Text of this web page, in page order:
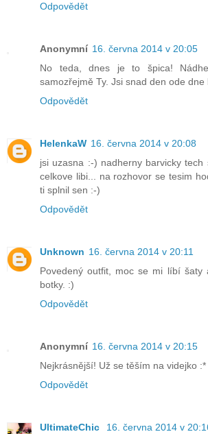
Odpovědět
Anonymní 16. června 2014 v 20:05
No teda, dnes je to špica!
samozřejmě Ty. Jsi snad den ode dne
Odpovědět
HelenkaW 16. června 2014 v 20:08
jsi uzasna :-) nadherny barvicky
celkove libi... na rozhovor se tesim
ti splnil sen :-)
Odpovědět
Unknown 16. června 2014 v 20:11
Povedený outfit, moc se mi líbí šaty
botky. :)
Odpovědět
Anonymní 16. června 2014 v 20:15
Nejkrásnější! Už se těším na videjko :*
Odpovědět
UltimateChic
16. června 2014 v